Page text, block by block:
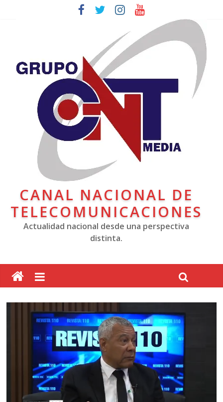
CANAL NACIONAL DE
TELECOMUNICACIONES
Actualidad nacional desde una perspectiva
distinta.